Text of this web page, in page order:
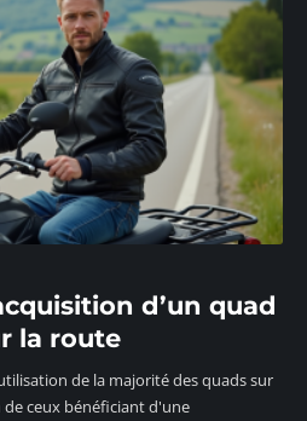
d’un quad
la route
de la majorité des quads sur
ceux bénéficiant d'une